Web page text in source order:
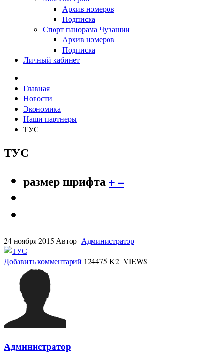
Архив номеров
Подписка
Спорт панорама Чувашии
Архив номеров
Подписка
Личный кабинет
Главная
Новости
Экономика
Наши партнеры
ТУС
ТУС
размер шрифта + –
24 ноября 2015 Автор Администратор
Добавить комментарий 124475 K2_VIEWS
Администратор